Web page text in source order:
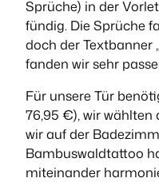
Sprüche) in der
fündig. Die Sprüche
doch der Textbanner
fanden wir sehr
Für unsere Tür
76,95 €), wir
wir auf der
Bambuswaldtattoo
miteinander